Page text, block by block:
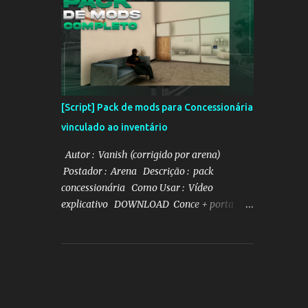
[Script] Pack de mods para Concessionária
vinculado ao inventário
Autor : Vanish (corrigido por arena)
Postador : Arena Descrição : pack
concessionária Como Usar : Vídeo
explicativo DOWNLOAD Conce + porta